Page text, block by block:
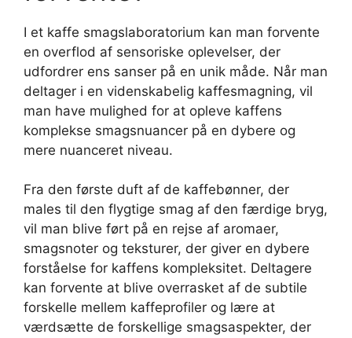
I et kaffe smagslaboratorium kan man forvente
en overflod af sensoriske oplevelser, der
udfordrer ens sanser på en unik måde. Når man
deltager i en videnskabelig kaffesmagning, vil
man have mulighed for at opleve kaffens
komplekse smagsnuancer på en dybere og
mere nuanceret niveau.
Fra den første duft af de kaffebønner, der
males til den flygtige smag af den færdige bryg,
vil man blive ført på en rejse af aromaer,
smagsnoter og teksturer, der giver en dybere
forståelse for kaffens kompleksitet. Deltagere
kan forvente at blive overrasket af de subtile
forskelle mellem kaffeprofiler og lære at
værdsætte de forskellige smagsaspekter, der